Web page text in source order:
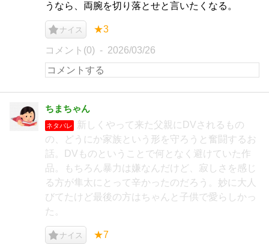
うなら、両腕を切り落とせと言いたくなる。
ナイス ★3
コメント(0) 2026/03/26
ちまちゃん
ネタバレ
新しくやって来た父親にDVされるもの
の、どうにか家族という形を守ろうと奮闘するお
話。DVものということで何となく避けていた作
品。もちろん暴力は嫌なんだけど、寂しさを感じ
る方が隼太にとって辛かったのだろう。妙に大人
びてたけど最後の方はちゃんと子供で愛らしかっ
た。
ナイス ★7